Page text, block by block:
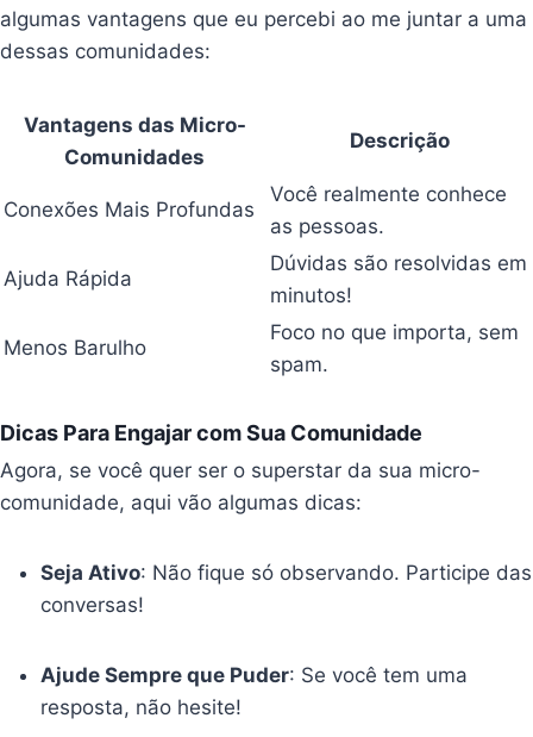
algumas vantagens que eu percebi ao me juntar a uma
dessas comunidades:
Vantagens das Micro-
Comunidades
Descrição
Conexões Mais Profundas
Você realmente conhece
as pessoas.
Ajuda Rápida
Dúvidas são resolvidas em
minutos!
Menos Barulho
Foco no que importa, sem
spam.
Dicas Para Engajar com Sua Comunidade
Agora, se você quer ser o superstar da sua micro-
comunidade, aqui vão algumas dicas:
Seja Ativo: Não fique só observando. Participe das
conversas!
Ajude Sempre que Puder: Se você tem uma
resposta, não hesite!